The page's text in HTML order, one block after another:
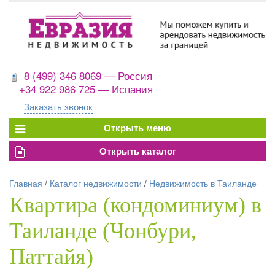
8 (499) 346 8069 — Россия
+34 922 986 725 — Испания
Заказать звонок
Главная / Каталог недвижимости / Недвижимость в Таиланде
Квартира (кондоминиум) в
Таиланде (Чонбури,
Паттайя)